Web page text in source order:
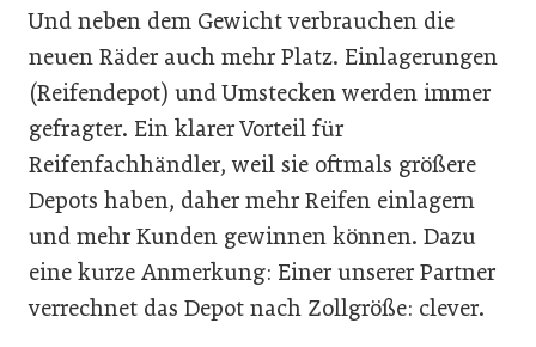
Und neben dem Gewicht verbrauchen die
neuen Räder auch mehr Platz. Einlagerungen
(Reifendepot) und Umstecken werden immer
gefragter. Ein klarer Vorteil für
Reifenfachhändler, weil sie oftmals größere
Depots haben, daher mehr Reifen einlagern
und mehr Kunden gewinnen können. Dazu
eine kurze Anmerkung: Einer unserer Partner
verrechnet das Depot nach Zollgröße: clever.